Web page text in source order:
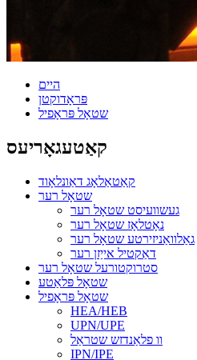
היים
פּראָדוקטן
שטאָל פּראָפיל
קאַטעגאָריעס
קאַטאַלאָג דאַונלאָוד
שטאָל רער
געשוועיסט שטאָל רער
נאָטלאָז שטאָל רער
גאַלוואַניזירטע שטאָל רער
דאַקטיל אייַזן רער
סטרוקטורעל שטאָל רער
שטאָל פּלאַטע
שטאָל פּראָפיל
HEA/HEB
UPN/UPE
וו פלאַנדזש שטראַל
IPN/IPE